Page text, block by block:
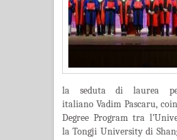
la seduta di laurea
italiano Vadim Pascaru,
Degree Program tra
la Tongji University di